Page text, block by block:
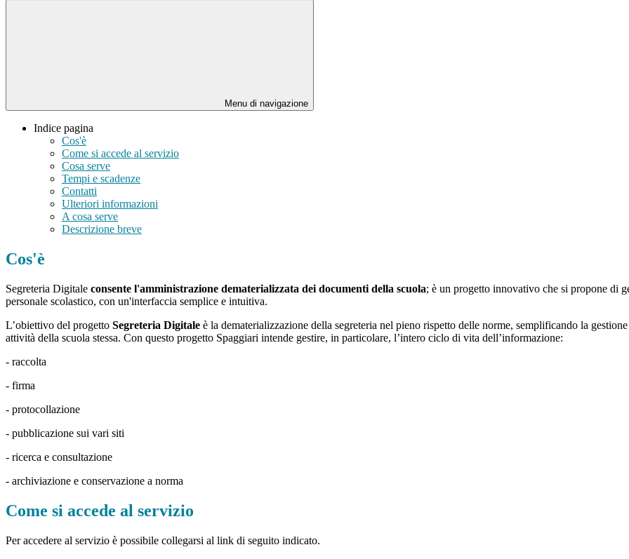
Menu di navigazione
Indice pagina
Cos'è
Come si accede al servizio
Cosa serve
Tempi e scadenze
Contatti
Ulteriori informazioni
A cosa serve
Descrizione breve
Cos'è
Segreteria Digitale consente l'amministrazione dematerializzata dei documenti della scuola; è un progetto innovativo che si propone di
personale scolastico, con un'interfaccia semplice e intuitiva.
L’obiettivo del progetto Segreteria Digitale è la dematerializzazione della segreteria nel pieno rispetto delle norme, semplificando la
attività della scuola stessa. Con questo progetto Spaggiari intende gestire, in particolare, l’intero ciclo di vita dell’informazione:
- raccolta
- firma
- protocollazione
- pubblicazione sui vari siti
- ricerca e consultazione
- archiviazione e conservazione a norma
Come si accede al servizio
Per accedere al servizio è possibile collegarsi al link di seguito indicato.